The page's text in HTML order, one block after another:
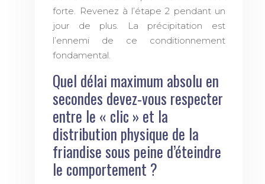
forte. Revenez à l’étape 2 pendant un
jour de plus. La précipitation est
l’ennemi de ce conditionnement
fondamental.
Quel délai maximum absolu en
secondes devez-vous respecter
entre le « clic » et la
distribution physique de la
friandise sous peine d’éteindre
le comportement ?